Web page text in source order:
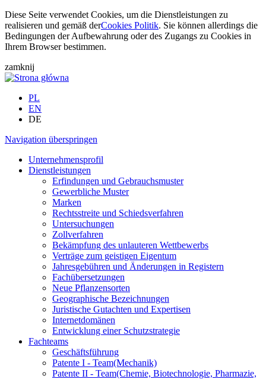
Diese Seite verwendet Cookies, um die Dienstleistungen zu
realisieren und gemäß derCookies Politik. Sie können allerdings die
Bedingungen der Aufbewahrung oder des Zugangs zu Cookies in
Ihrem Browser bestimmen.
zamknij
PL
EN
DE
Navigation überspringen
Unternehmensprofil
Dienstleistungen
Erfindungen und Gebrauchsmuster
Gewerbliche Muster
Marken
Rechtsstreite und Schiedsverfahren
Untersuchungen
Zollverfahren
Bekämpfung des unlauteren Wettbewerbs
Verträge zum geistigen Eigentum
Jahresgebühren und Änderungen in Registern
Fachübersetzungen
Neue Pflanzensorten
Geographische Bezeichnungen
Juristische Gutachten und Expertisen
Internetdomänen
Entwicklung einer Schutzstrategie
Fachteams
Geschäftsführung
Patente I - Team(Mechanik)
Patente II - Team(Chemie, Biotechnologie, Pharmazie,